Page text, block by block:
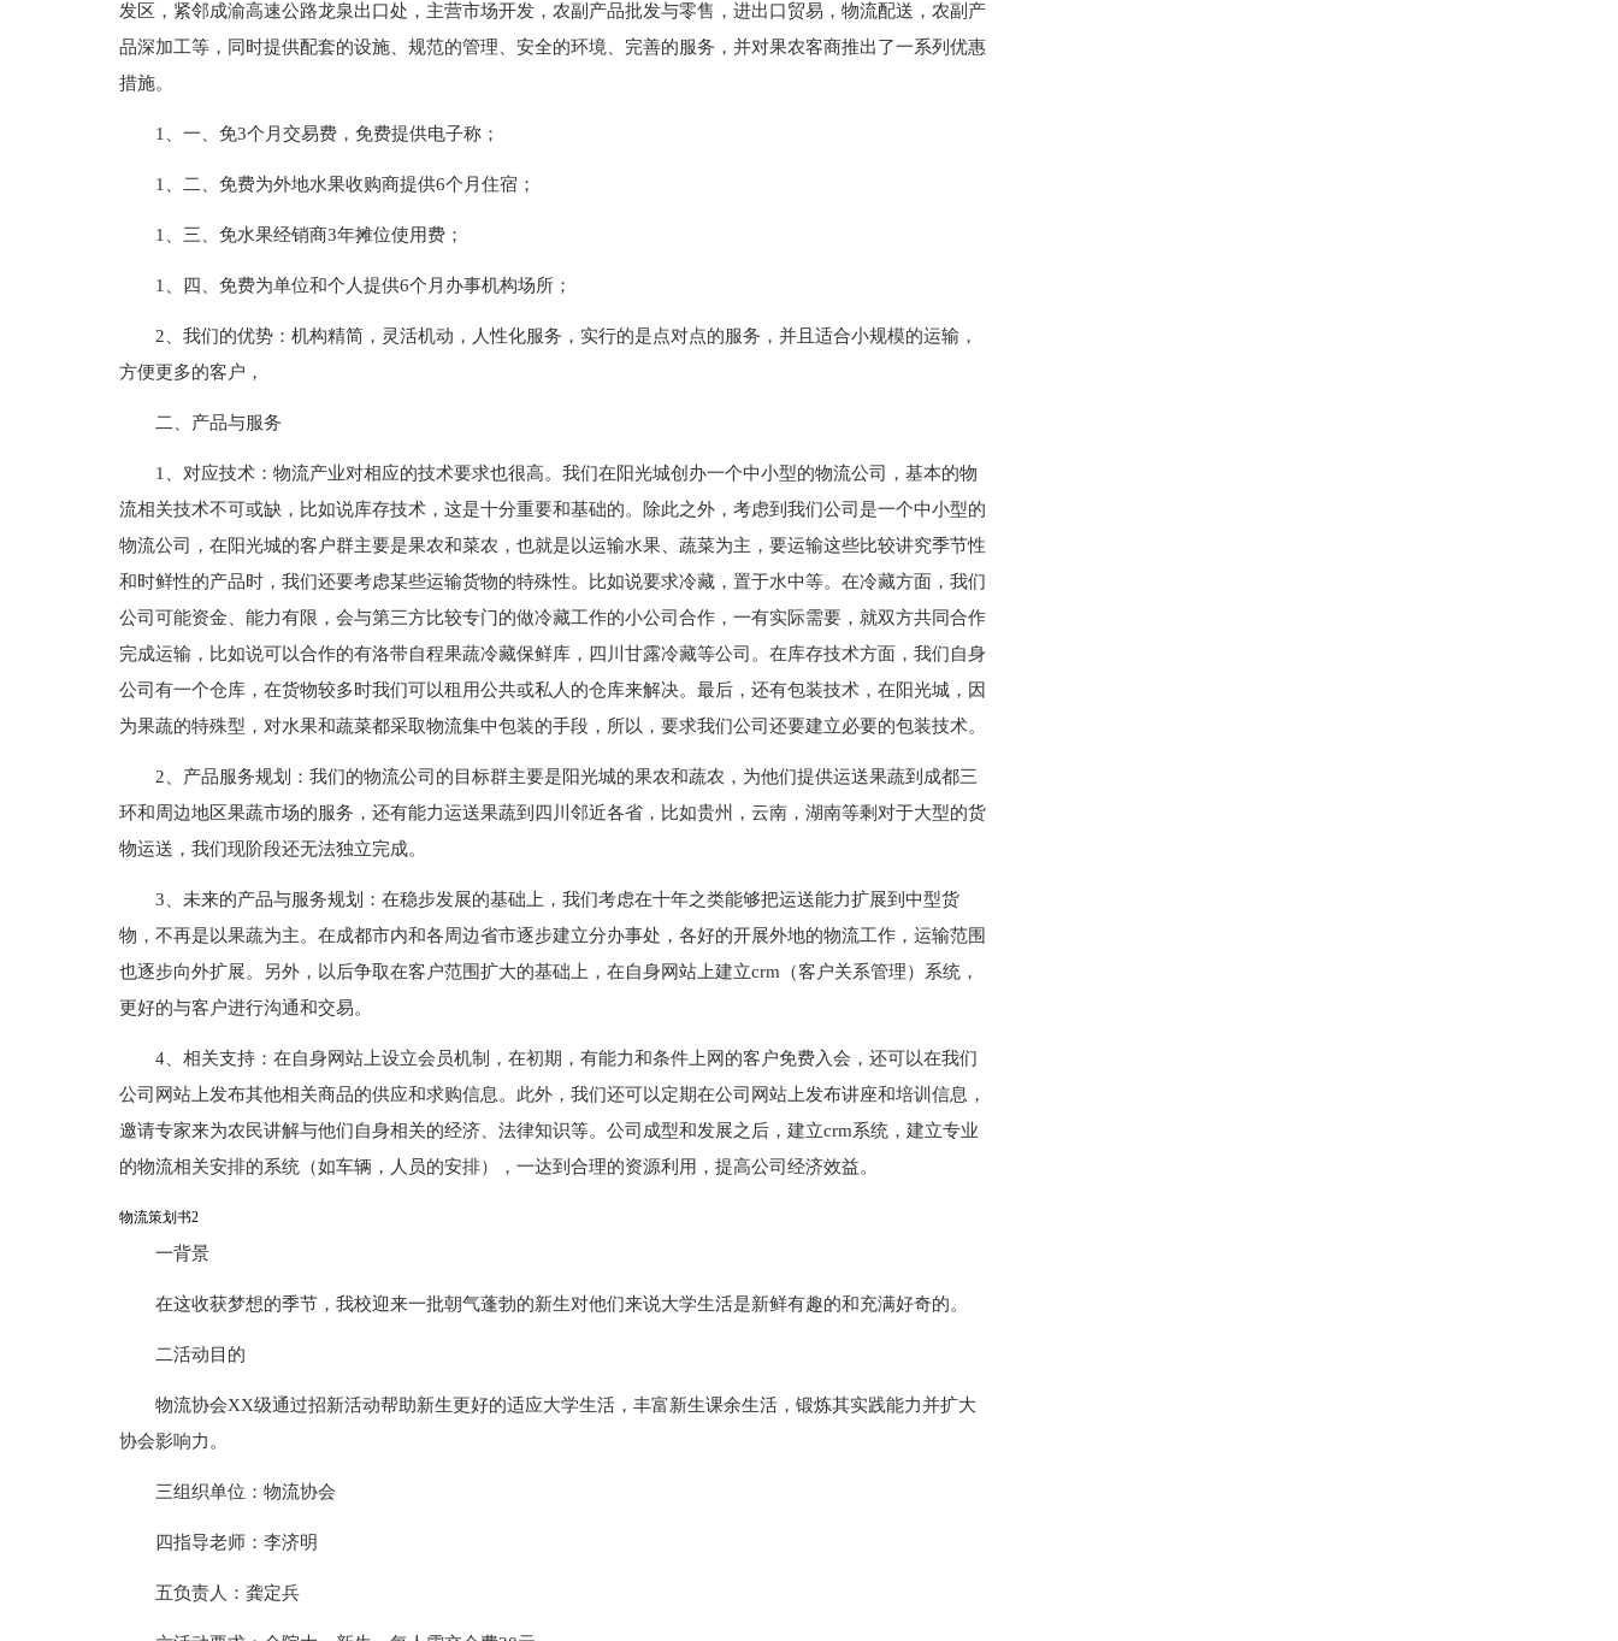
发区，紧邻成渝高速公路龙泉出口处，主营市场开发，农副产品批发与零售，进出口贸易，物流配送，农副产
品深加工等，同时提供配套的设施、规范的管理、安全的环境、完善的服务，并对果农客商推出了一系列优惠
措施。
1、一、免3个月交易费，免费提供电子称；
1、二、免费为外地水果收购商提供6个月住宿；
1、三、免水果经销商3年摊位使用费；
1、四、免费为单位和个人提供6个月办事机构场所；
2、我们的优势：机构精简，灵活机动，人性化服务，实行的是点对点的服务，并且适合小规模的运输，
方便更多的客户，
二、产品与服务
1、对应技术：物流产业对相应的技术要求也很高。我们在阳光城创办一个中小型的物流公司，基本的物
流相关技术不可或缺，比如说库存技术，这是十分重要和基础的。除此之外，考虑到我们公司是一个中小型的
物流公司，在阳光城的客户群主要是果农和菜农，也就是以运输水果、蔬菜为主，要运输这些比较讲究季节性
和时鲜性的产品时，我们还要考虑某些运输货物的特殊性。比如说要求冷藏，置于水中等。在冷藏方面，我们
公司可能资金、能力有限，会与第三方比较专门的做冷藏工作的小公司合作，一有实际需要，就双方共同合作
完成运输，比如说可以合作的有洛带自程果蔬冷藏保鲜库，四川甘露冷藏等公司。在库存技术方面，我们自身
公司有一个仓库，在货物较多时我们可以租用公共或私人的仓库来解决。最后，还有包装技术，在阳光城，因
为果蔬的特殊型，对水果和蔬菜都采取物流集中包装的手段，所以，要求我们公司还要建立必要的包装技术。
2、产品服务规划：我们的物流公司的目标群主要是阳光城的果农和蔬农，为他们提供运送果蔬到成都三
环和周边地区果蔬市场的服务，还有能力运送果蔬到四川邻近各省，比如贵州，云南，湖南等剩对于大型的货
物运送，我们现阶段还无法独立完成。
3、未来的产品与服务规划：在稳步发展的基础上，我们考虑在十年之类能够把运送能力扩展到中型货
物，不再是以果蔬为主。在成都市内和各周边省市逐步建立分办事处，各好的开展外地的物流工作，运输范围
也逐步向外扩展。另外，以后争取在客户范围扩大的基础上，在自身网站上建立crm（客户关系管理）系统，
更好的与客户进行沟通和交易。
4、相关支持：在自身网站上设立会员机制，在初期，有能力和条件上网的客户免费入会，还可以在我们
公司网站上发布其他相关商品的供应和求购信息。此外，我们还可以定期在公司网站上发布讲座和培训信息，
邀请专家来为农民讲解与他们自身相关的经济、法律知识等。公司成型和发展之后，建立crm系统，建立专业
的物流相关安排的系统（如车辆，人员的安排），一达到合理的资源利用，提高公司经济效益。
物流策划书2
一背景
在这收获梦想的季节，我校迎来一批朝气蓬勃的新生对他们来说大学生活是新鲜有趣的和充满好奇的。
二活动目的
物流协会XX级通过招新活动帮助新生更好的适应大学生活，丰富新生课余生活，锻炼其实践能力并扩大
协会影响力。
三组织单位：物流协会
四指导老师：李济明
五负责人：龚定兵